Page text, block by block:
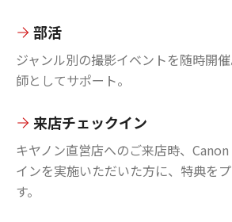
部活
ジャンル別の撮影イベントを随時開
師としてサポート。
来店チェックイン
キヤノン直営店へのご来店時、
インを実施いただいた方に、特典を
す。